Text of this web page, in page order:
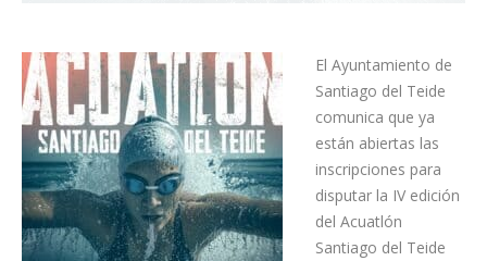
El Ayuntamiento de
Santiago del Teide
comunica que ya
están abiertas las
inscripciones para
disputar la IV edición
del Acuatlón
Santiago del Teide